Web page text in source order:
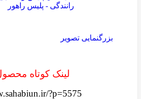
بزرگنمایی تصویر
لینک کوتاه
?p=5575